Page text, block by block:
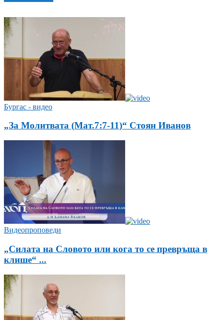
Бургас - видео
„За Молитвата (Мат.7:7-11)“ Стоян Иванов
Видеопроповеди
„Силата на Словото или кога то се превръща в
клише“ ...